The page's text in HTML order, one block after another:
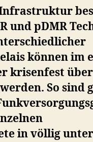
und pDMR
können im
krisenfest
So sind
in völlig